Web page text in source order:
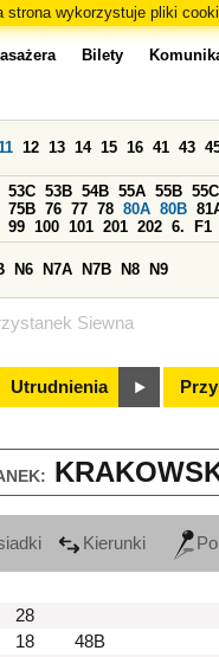
strona wykorzystuje pliki
Siewna
Bilety
12 13 14 15 16 41 43
53C 53B 54B 55A 55B 55C
75B 76 77 78 80A 80B
99 100 101 201 202 6. F1
N6 N7A N7B N8 N9
Utrudnienia
Kierunki
28
18
48B